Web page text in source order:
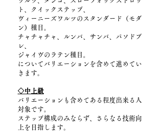
ト、クイックステップ、
ヴィーニーズワルツのスタンダード（モダ
ン）種目。
チャチャチャ、ルンバ、サンバ、パソドブ
レ、
ジャイヴのラテン種目。
についてバリエーションを含めて進めてい
きます。
◇中上級
バリエーションも含めてある程度出来る人
対象です。
ステップ構成のみならず、さらなる技術向
上を目指します。